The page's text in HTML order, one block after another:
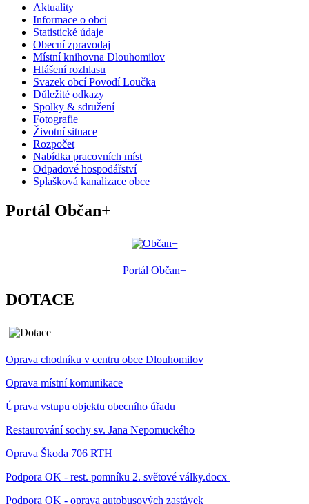
Aktuality
Informace o obci
Statistické údaje
Obecní zpravodaj
Místní knihovna Dlouhomilov
Hlášení rozhlasu
Svazek obcí Povodí Loučka
Důležité odkazy
Spolky & sdružení
Fotografie
Životní situace
Rozpočet
Nabídka pracovních míst
Odpadové hospodářství
Splašková kanalizace obce
Portál Občan+
Portál Občan+
DOTACE
Oprava chodníku v centru obce Dlouhomilov
Oprava místní komunikace
Úprava vstupu objektu obecního úřadu
Restaurování sochy sv. Jana Nepomuckého
Oprava Škoda 706 RTH
Podpora OK - rest. pomníku 2. světové války.docx
Podpora OK - oprava autobusových zastávek